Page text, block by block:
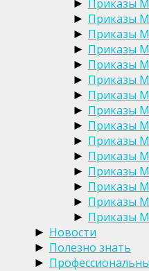
► Приказы
► Приказы
► Приказы
► Приказы
► Приказы
► Приказы
► Приказы
► Приказы
► Приказы
► Приказы
► Приказы
► Приказы
► Приказы
► Приказы
► Приказы
► Новости
► Полезно знать
►